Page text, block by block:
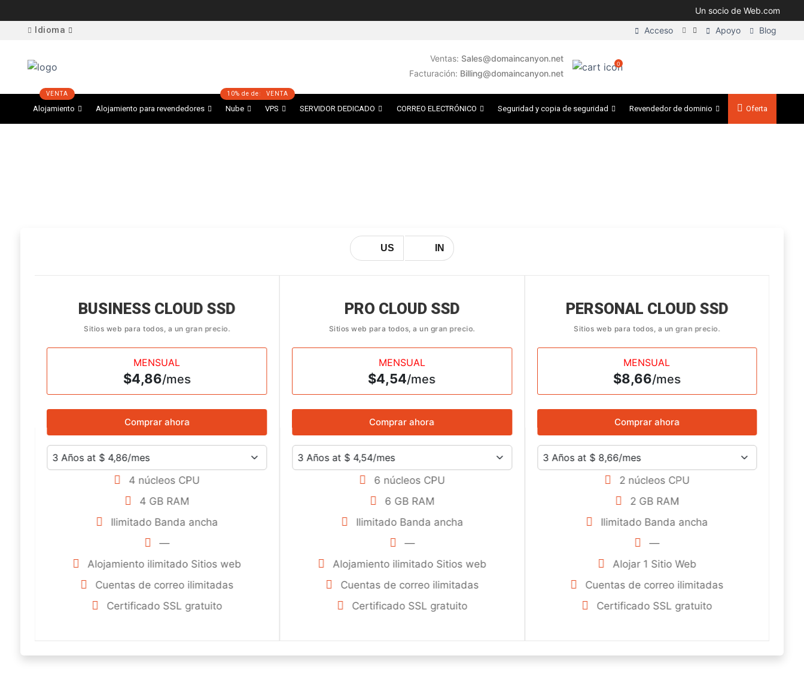
Un socio de Web.com
Idioma Acceso Apoyo Blog
Ventas: Sales@domaincanyon.net
Facturación: Billing@domaincanyon.net
0
Alojamiento Alojamiento para revendedores Nube VPS SERVIDOR DEDICADO CORREO ELECTRÓNICO Seguridad y copia de seguridad Revendedor de dominio Oferta
US IN
BUSINESS CLOUD SSD
Sitios web para todos, a un gran precio.
MENSUAL
$4,86/mes
Comprar ahora
4 núcleos CPU
4 GB RAM
Ilimitado Banda ancha
—
Alojamiento ilimitado Sitios web
Cuentas de correo ilimitadas
Certificado SSL gratuito
PRO CLOUD SSD
Sitios web para todos, a un gran precio.
MENSUAL
$4,54/mes
Comprar ahora
6 núcleos CPU
6 GB RAM
Ilimitado Banda ancha
—
Alojamiento ilimitado Sitios web
Cuentas de correo ilimitadas
Certificado SSL gratuito
PERSONAL CLOUD SSD
Sitios web para todos, a un gran precio.
MENSUAL
$8,66/mes
Comprar ahora
2 núcleos CPU
2 GB RAM
Ilimitado Banda ancha
—
Alojar 1 Sitio Web
Cuentas de correo ilimitadas
Certificado SSL gratuito